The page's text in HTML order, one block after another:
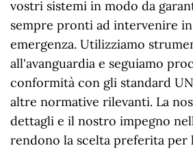
vostri sistemi in modo da
sempre pronti ad intervenire
emergenza. Utilizziamo
all'avanguardia e seguiamo
conformità con gli standard
altre normative rilevanti. La
dettagli e il nostro impegno
rendono la scelta preferita per